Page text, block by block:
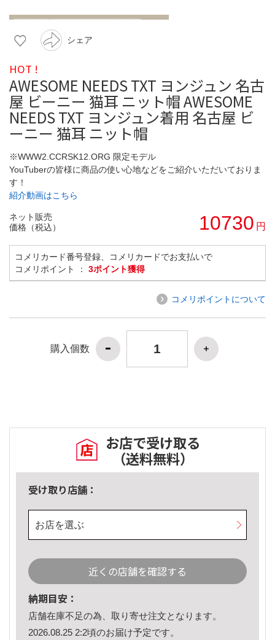
シェア
HOT !
AWESOME NEEDS TXT ヨンジュン 名古
屋 ビーニー 猫耳 ニット帽 AWESOME
NEEDS TXT ヨンジュン着用 名古屋 ビ
ーニー 猫耳 ニット帽
※WWW2.CCRSK12.ORG 限定モデル
YouTuberの皆様に商品の使い心地などをご紹介いただいておりま
す！
紹介動画はこちら
ネット販売
価格（税込）
10730 円
コメリカード番号登録、コメリカードでお支払いで
コメリポイント ： 3ポイント獲得
コメリポイントについて
購入個数
お店で受け取る
（送料無料）
受け取り店舗：
お店を選ぶ
近くの店舗を確認する
納期目安：
店舗在庫不足の為、取り寄せ注文となります。
2026.08.25 2:2頃のお届け予定です。